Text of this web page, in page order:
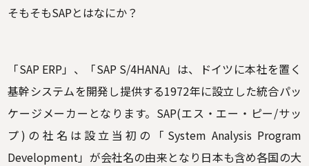
そもそもSAPとはなにか？
「SAP ERP」、「SAP S/4HANA」は、ドイツに本社を置く
基幹システムを開発し提供する1972年に設立した統合パッ
ケージメーカーとなります。SAP(エス・エー・ピー/サッ
プ)の社名は設立当初の「System Analysis Program
Development」が会社名の由来となり日本も含め各国の大